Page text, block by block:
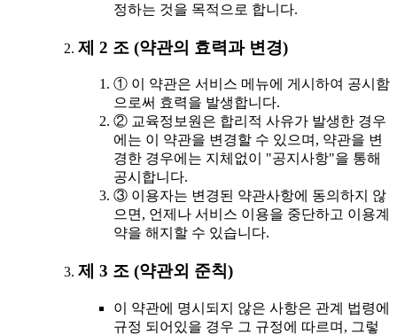
정하는 것을 목적으로 합니다.
제 2 조 (약관의 효력과 변경)
① 이 약관은 서비스 메뉴에 게시하여 공시함
으로써 효력을 발생합니다.
② 교육정보원은 합리적 사유가 발생한 경우
에는 이 약관을 변경할 수 있으며, 약관을 변
경한 경우에는 지체없이 "공지사항"을 통해
공시합니다.
③ 이용자는 변경된 약관사항에 동의하지 않
으면, 언제나 서비스 이용을 중단하고 이용계
약을 해지할 수 있습니다.
제 3 조 (약관외 준칙)
이 약관에 명시되지 않은 사항은 관계 법령에
규정 되어있을 경우 그 규정에 따르며, 그렇